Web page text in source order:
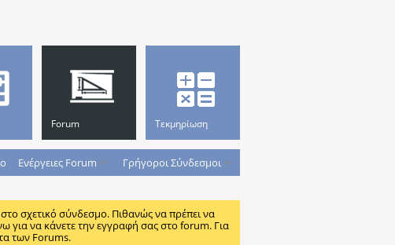
Forum
Ενέργειες Forum Γρήγοροι Σύνδεσμοι
Τεκμηρίωση
σχετικό σύνδεσμο. Πιθανώς να πρέπει να
για να κάνετε την εγγραφή σας στο forum. Για
των Forums.